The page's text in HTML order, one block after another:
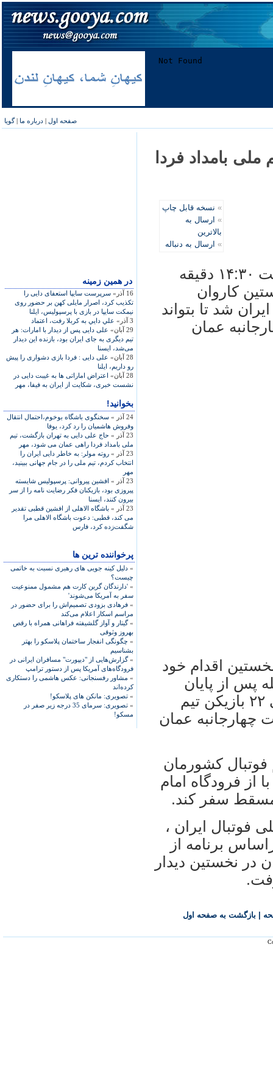
صفحه اول | درباره ما |گویا
در همين زمينه
16 آذر»
سرپرست سايپا استعفای دايی را
تکذيب کرد، اصرار مايلی کهن بر حضور روی
نيمکت سايپا در بازی با پرسپوليس، ايلنا
3 آذر»
علي دايي به کربلا رفت، اعتماد
29 آبان»
علی دايی پس از ديدار با امارات: هر
تيم ديگری به جای ايران بود، بازنده اين ديدار
می‌شد، ايسنا
28 آبان»
علی دايی : فردا بازی دشواری را پيش
رو داريم، ايلنا
28 آبان»
اعتراض اماراتی ها به غيبت دايی در
نشست خبری، شکايت از ايران به فيفا، مهر
بخوانید!
24 آذر »
سخنگوی باشگاه بوخوم،احتمال انتقال
وفروش هاشميان را رد کرد، یوفا
23 آذر »
حاج علی دايی به تهران بازگشت، تيم
ملی بامداد فردا راهی عمان می شود، مهر
23 آذر »
روته مولر: به خاطر دايی ايران را
انتخاب کردم، تيم ملی را در جام جهانی ببينيد،
مهر
23 آذر »
افشين پيروانی: پرسپوليس شايسته
پيروزی بود، بازيکنان فکر رضايت نامه را از سر
بيرون کنند، ايسنا
23 آذر »
باشگاه الاهلی از افشين قطبی تقدير
می کند، قطبی: دعوت باشگاه الاهلی مرا
شگفت‌‌زده کرد، فارس
پرخواننده ترین ها
» دلیل کینه جویی های رهبری نسبت به خاتمی
چیست؟
» 'دارندگان گرین کارت هم مشمول ممنوعیت
سفر به آمریکا می‌شوند'
» فرهادی بزودی تصمیم‌اش را برای حضور در
مراسم اسکار اعلام می‌کند
»گیتار و آواز گلشیفته فراهانی همراه با رقص
بهروز وثوقی
» چگونگی انفجار ساختمان پلاسکو را بهتر
بشناسیم
»گزارش‌هایی از "دیپورت" مسافران ایرانی در
فرودگاه‌های آمریکا پس از دستور ترامپ
» مشاور رفسنجانی: عکس هاشمی را دستکاری
کرده‌اند
» تصویری: مانکن های پلاسکو!
»
تصویری: سرمای 35 درجه زیر صفر در
مسکو!
بامداد فردا
» نسخه قابل چاپ
» ارسال به
بالاترین
» ارسال به دنباله
به گزارش خبرنگار مهر، علی دايی ساعت ۱۴:۳۰ دقيقه
کاروان
شد تا بتواند
عمان
اقدام خود
پس از پايان
ديدارهای هفته نوزدهم ليگ برتر، اسامی ۲۲ بازيکن تيم
چهارجانبه عمان
کشورمان
بامداد فردا با از فرودگاه امام
مسقط سفر کند.
فوتبال ايران ،
برنامه از
در نخستين ديدار
بازگشت به صفحه اول